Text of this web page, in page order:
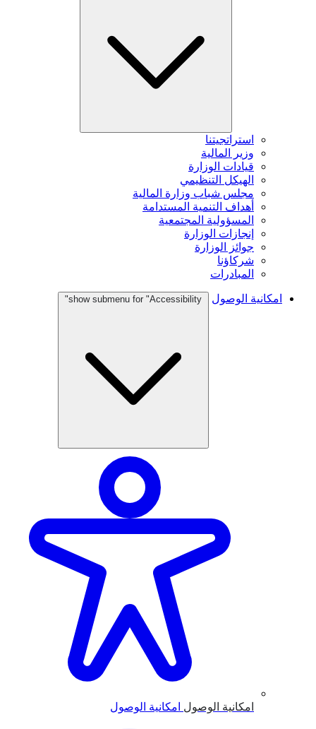
استراتجيتنا
وزير المالية
قيادات الوزارة
الهيكل التنظيمي
مجلس شباب وزارة المالية
أهداف التنمية المستدامة
المسؤولية المجتمعية
إنجازات الوزارة
جوائز الوزارة
شركاؤنا
المبادرات
امكانية الوصول show submenu for "Accessibility"
امكانية الوصول امكانية الوصول